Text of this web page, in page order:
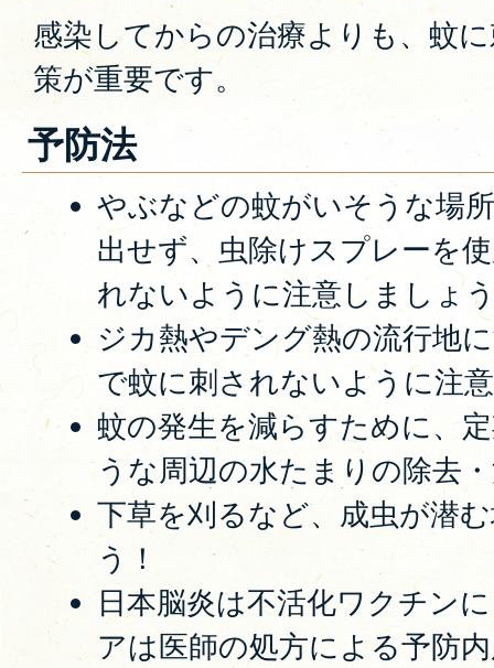
感染してからの治療よりも、蚊
策が重要です。
予防法
やぶなどの蚊がいそうな場
出せず、虫除けスプレーを
れないように注意しましょ
ジカ熱やデング熱の流行地
で蚊に刺されないように注
蚊の発生を減らすために、
うな周辺の水たまりの除去
下草を刈るなど、成虫が潜
う！
日本脳炎は不活化ワクチン
アは医師の処方による予防